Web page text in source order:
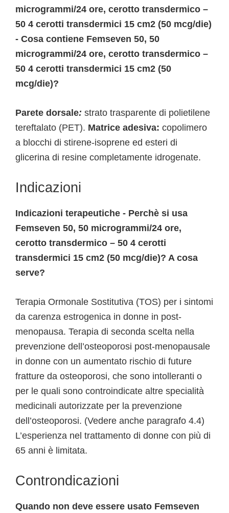
microgrammi/24 ore, cerotto transdermico –
50 4 cerotti transdermici 15 cm2 (50 mcg/die)
- Cosa contiene Femseven 50, 50
microgrammi/24 ore, cerotto transdermico –
50 4 cerotti transdermici 15 cm2 (50
mcg/die)?
Parete dorsale: strato trasparente di polietilene
tereftalato (PET). Matrice adesiva: copolimero
a blocchi di stirene-isoprene ed esteri di
glicerina di resine completamente idrogenate.
Indicazioni
Indicazioni terapeutiche - Perchè si usa
Femseven 50, 50 microgrammi/24 ore,
cerotto transdermico – 50 4 cerotti
transdermici 15 cm2 (50 mcg/die)? A cosa
serve?
Terapia Ormonale Sostitutiva (TOS) per i sintomi
da carenza estrogenica in donne in post-
menopausa. Terapia di seconda scelta nella
prevenzione dell’osteoporosi post-menopausale
in donne con un aumentato rischio di future
fratture da osteoporosi, che sono intolleranti o
per le quali sono controindicate altre specialità
medicinali autorizzate per la prevenzione
dell’osteoporosi. (Vedere anche paragrafo 4.4)
L’esperienza nel trattamento di donne con più di
65 anni è limitata.
Controndicazioni
Quando non deve essere usato Femseven